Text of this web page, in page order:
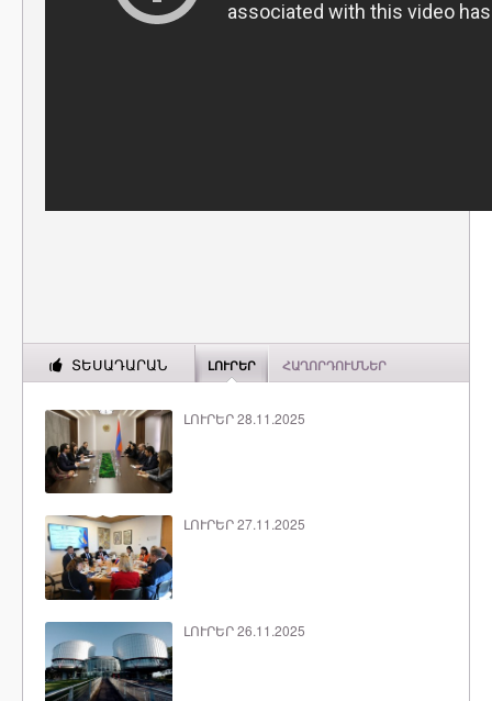
ՏԵՍԱԴԱՐԱՆ ԼՈՒՐԵՐ ՀԱՂՈՐԴՈՒՄՆԵՐ
ԼՈՒՐԵՐ 28.11.2025
ԼՈՒՐԵՐ 27.11.2025
ԼՈՒՐԵՐ 26.11.2025